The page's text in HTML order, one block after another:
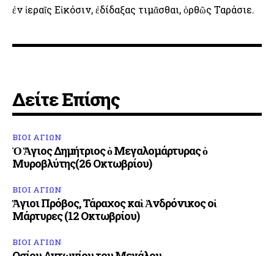
ἐν ἱεραῖς Εἰκόσιν, ἐδίδαξας τιμᾶσθαι, ὀρθῶς Ταράσιε.
Δείτε Επίσης
ΒΙΟΙ ΑΓΙΩΝ
Ὁ Ἅγιος Δημήτριος ὁ Μεγαλομάρτυρας ὁ
Μυροβλύτης(26 Οκτωβρίου)
ΒΙΟΙ ΑΓΙΩΝ
Ἅγιοι Πρόβος, Τάραχος καὶ Ἀνδρόνικος οἱ
Μάρτυρες (12 Οκτωβρίου)
ΒΙΟΙ ΑΓΙΩΝ